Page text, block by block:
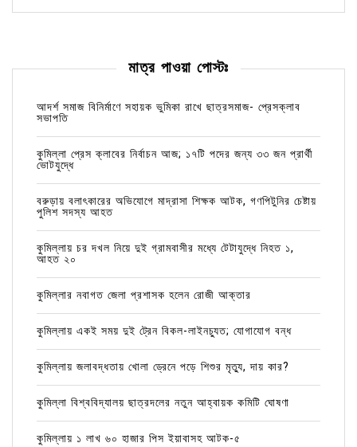
মাত্র পাওয়া পোস্টঃ
আদর্শ সমাজ বিনির্মাণে সহায়ক ভুমিকা রাখে ছাত্রসমাজ- প্রেসক্লাব
সভাপতি
কুমিল্লা প্রেস ক্লাবের নির্বাচন আজ; ১৭টি পদের জন্য ৩৩ জন প্রার্থী
ভোটযুদ্ধে
বরুড়ায় বলাৎকারের অভিযোগে মাদ্রাসা শিক্ষক আটক, গণপিটুনির চেষ্টায়
পুলিশ সদস্য আহত
কুমিল্লায় চর দখল নিয়ে দুই গ্রামবাসীর মধ্যে টেটাযুদ্ধে নিহত ১,
আহত ২০
কুমিল্লার নবাগত জেলা প্রশাসক হলেন রোজী আক্তার
কুমিল্লায় একই সময় দুই ট্রেন বিকল-লাইনচ্যুত; যোগাযোগ বন্ধ
কুমিল্লায় জলাবদ্ধতায় খোলা ড্রেনে পড়ে শিশুর মৃত্যু, দায় কার?
কুমিল্লা বিশ্ববিদ্যালয় ছাত্রদলের নতুন আহ্বায়ক কমিটি ঘোষণা
কুমিল্লায় ১ লাখ ৬০ হাজার পিস ইয়াবাসহ আটক-৫